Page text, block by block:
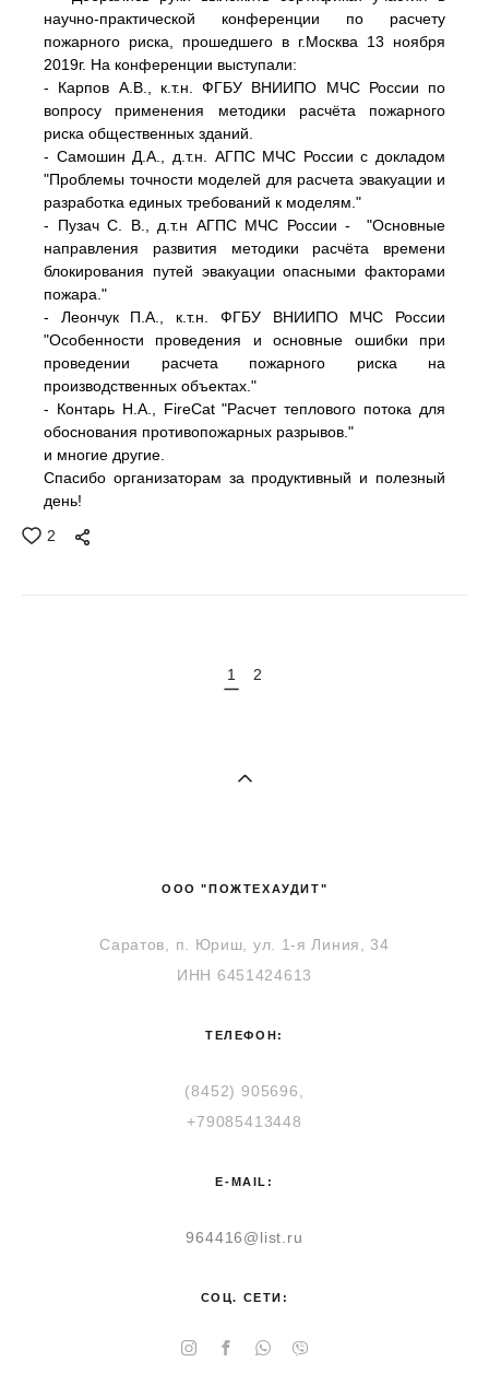
научно-практической конференции по расчету
пожарного риска, прошедшего в г.Москва 13 ноября
2019г. На конференции выступали:
- Карпов А.В., к.т.н. ФГБУ ВНИИПО МЧС России по
вопросу применения методики расчёта пожарного
риска общественных зданий.
- Самошин Д.А., д.т.н. АГПС МЧС России с докладом
"Проблемы точности моделей для расчета эвакуации и
разработка единых требований к моделям."
- Пузач С. В., д.т.н АГПС МЧС России - "Основные
направления развития методики расчёта времени
блокирования путей эвакуации опасными факторами
пожара."
- Леончук П.А., к.т.н. ФГБУ ВНИИПО МЧС России
"Особенности проведения и основные ошибки при
проведении расчета пожарного риска на
производственных объектах."
- Контарь Н.А., FireCat "Расчет теплового потока для
обоснования противопожарных разрывов."
и многие другие.
Спасибо организаторам за продуктивный и полезный
день!
2
1 2
ООО "ПОЖТЕХАУДИТ"
Саратов, п. Юриш, ул. 1-я Линия, 34
ИНН 6451424613
ТЕЛЕФОН:
(8452) 905696,
+79085413448
E-MAIL:
964416@list.ru
СОЦ. СЕТИ: